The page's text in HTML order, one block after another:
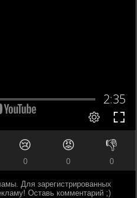
😢
0
😡
0
👎
0
Для зарегистрированных
Оставь комментарий ;)